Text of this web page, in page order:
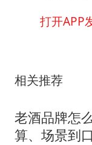
打开APP
相关推荐
老酒品牌怎
算、场景到